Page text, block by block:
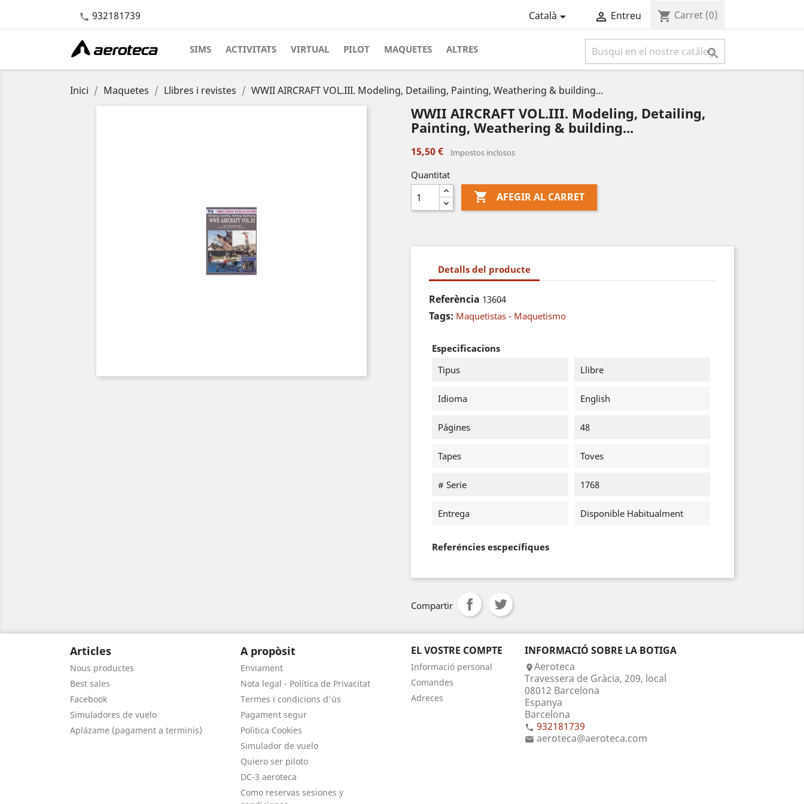
 932181739 Català  Entreu shopping_cart Carret (0)
SIMS ACTIVITATS VIRTUAL PILOT MAQUETES ALTRES 
Inici Maquetes Llibres i revistes WWII AIRCRAFT VOL.III. Modeling, Detailing, Painting, Weathering & building...
WWII AIRCRAFT VOL.III. Modeling, Detailing,
Painting, Weathering & building...
15,50 € Impostos inclosos
Quantitat
 AFEGIR AL CARRET
Detalls del producte
Referència 13604
Tags: Maquetistas - Maquetismo
Especificacions
Tipus
Llibre
Idioma English
Págines 48
Tapes Toves
# Serie 1768
Entrega Disponible Habitualment
Referéncies escpecífiques
Compartir
Articles
Nous productes
Best sales
Facebook
Simuladores de vuelo
Aplázame (pagament a terminis)
A propòsit
Enviament
Nota legal - Política de Privacitat
Termes i condicions d'ús
Pagament segur
Politica Cookies
Simulador de vuelo
Quiero ser piloto
DC-3 aeroteca
Como reservas sesiones y
EL VOSTRE COMPTE
Informació personal
Comandes
Adreces
INFORMACIÓ SOBRE LA BOTIGA
Aeroteca
Travessera de Gràcia, 209, local
08012 Barcelona
Espanya
Barcelona
 932181739
 aeroteca@aeroteca.com